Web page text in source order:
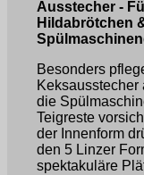
Ausstecher -
Hildabrötchen
Besonders
die
Teigreste
der Innenform
den 5 Linzer
spektakuläre